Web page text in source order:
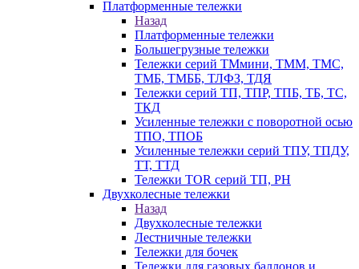
Платформенные тележки
Назад
Платформенные тележки
Большегрузные тележки
Тележки серий ТМмини, ТММ, ТМС,
ТМБ, ТМББ, ТЛФЗ, ТДЯ
Тележки серий ТП, ТПР, ТПБ, ТБ, ТС,
ТКД
Усиленные тележки с поворотной осью
ТПО, ТПОБ
Усиленные тележки серий ТПУ, ТПДУ,
ТТ, ТТД
Тележки TOR серий ТП, PH
Двухколесные тележки
Назад
Двухколесные тележки
Лестничные тележки
Тележки для бочек
Тележки для газовых баллонов и